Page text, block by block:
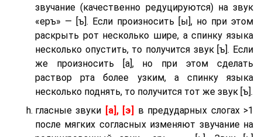
звучание (качественно редуцируются) на звук
«еръ» — [ъ]. Если произносить [ы], но при этом
раскрыть рот несколько шире, а спинку языка
несколько опустить, то получится звук [ъ]. Если
же произносить [а], но при этом сделать
раствор рта более узким, а спинку языка
несколько поднять, то получится тот же звук [ъ].
гласные звуки
[а], [э]
в предударных слогах >1
после мягких согласных изменяют звучание на